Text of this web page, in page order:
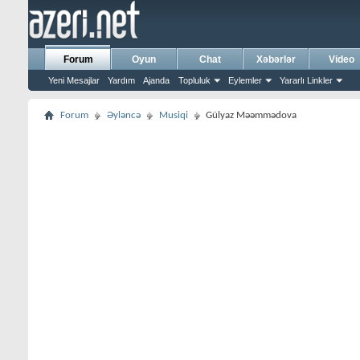
Forum
Yeni Mesajlar Yardım Ajanda Topluluk Eylemler Yararlı Linkler
Oyun Chat Xəbərlər Video
Forum Əyləncə Musiqi Gülyaz Məəmmədova